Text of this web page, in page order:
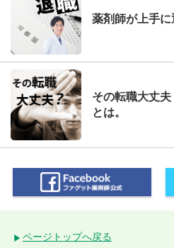
薬剤師が上手に
その転職大丈
とは。
ページトップへ戻る